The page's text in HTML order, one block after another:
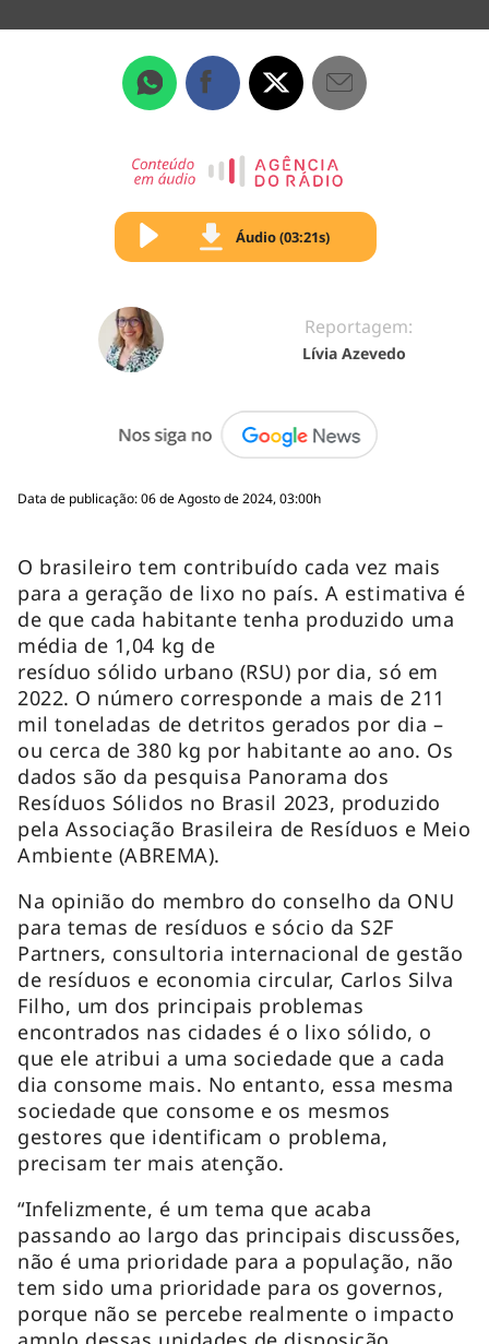
Áudio (03:21s)
Reportagem:
Lívia Azevedo
Data de publicação: 06 de Agosto de 2024, 03:00h
O brasileiro tem contribuído cada vez mais
para a geração de lixo no país. A estimativa é
de que cada habitante tenha produzido uma
média de 1,04 kg de
resíduo sólido urbano (RSU) por dia, só em
2022. O número corresponde a mais de 211
mil toneladas de detritos gerados por dia –
ou cerca de 380 kg por habitante ao ano. Os
dados são da pesquisa Panorama dos
Resíduos Sólidos no Brasil 2023, produzido
pela Associação Brasileira de Resíduos e Meio
Ambiente (ABREMA).
Na opinião do membro do conselho da ONU
para temas de resíduos e sócio da S2F
Partners, consultoria internacional de gestão
de resíduos e economia circular, Carlos Silva
Filho, um dos principais problemas
encontrados nas cidades é o lixo sólido, o
que ele atribui a uma sociedade que a cada
dia consome mais. No entanto, essa mesma
sociedade que consome e os mesmos
gestores que identificam o problema,
precisam ter mais atenção.
“Infelizmente, é um tema que acaba
passando ao largo das principais discussões,
não é uma prioridade para a população, não
tem sido uma prioridade para os governos,
porque não se percebe realmente o impacto